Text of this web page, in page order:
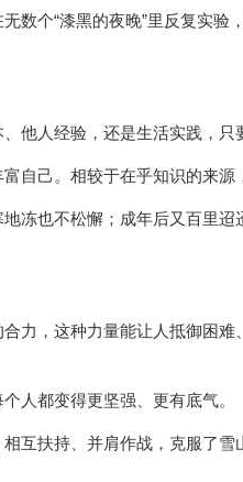
数个“漆黑的夜晚”里反复实验
他人经验，还是生活实践，只
自己。相较于在乎知识的来源
冻也不松懈；成年后又百里迢
力，这种力量能让人抵御困
人都变得更坚强、更有底气。
互扶持、并肩作战，克服了雪